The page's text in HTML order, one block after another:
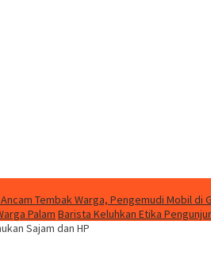
Tembak Warga, Pengemudi Mobil di
Palam Barista Keluhkan Etika
Sajam dan HP